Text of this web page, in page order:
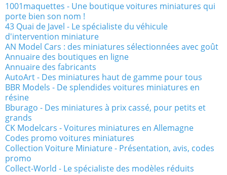
1001maquettes - Une boutique voitures miniatures qui
porte bien son nom !
43 Quai de Javel - Le spécialiste du véhicule
d'intervention miniature
AN Model Cars : des miniatures sélectionnées avec goût
Annuaire des boutiques en ligne
Annuaire des fabricants
AutoArt - Des miniatures haut de gamme pour tous
BBR Models - De splendides voitures miniatures en
résine
Bburago - Des miniatures à prix cassé, pour petits et
grands
CK Modelcars - Voitures miniatures en Allemagne
Codes promo voitures miniatures
Collection Voiture Miniature - Présentation, avis, codes
promo
Collect-World - Le spécialiste des modèles réduits